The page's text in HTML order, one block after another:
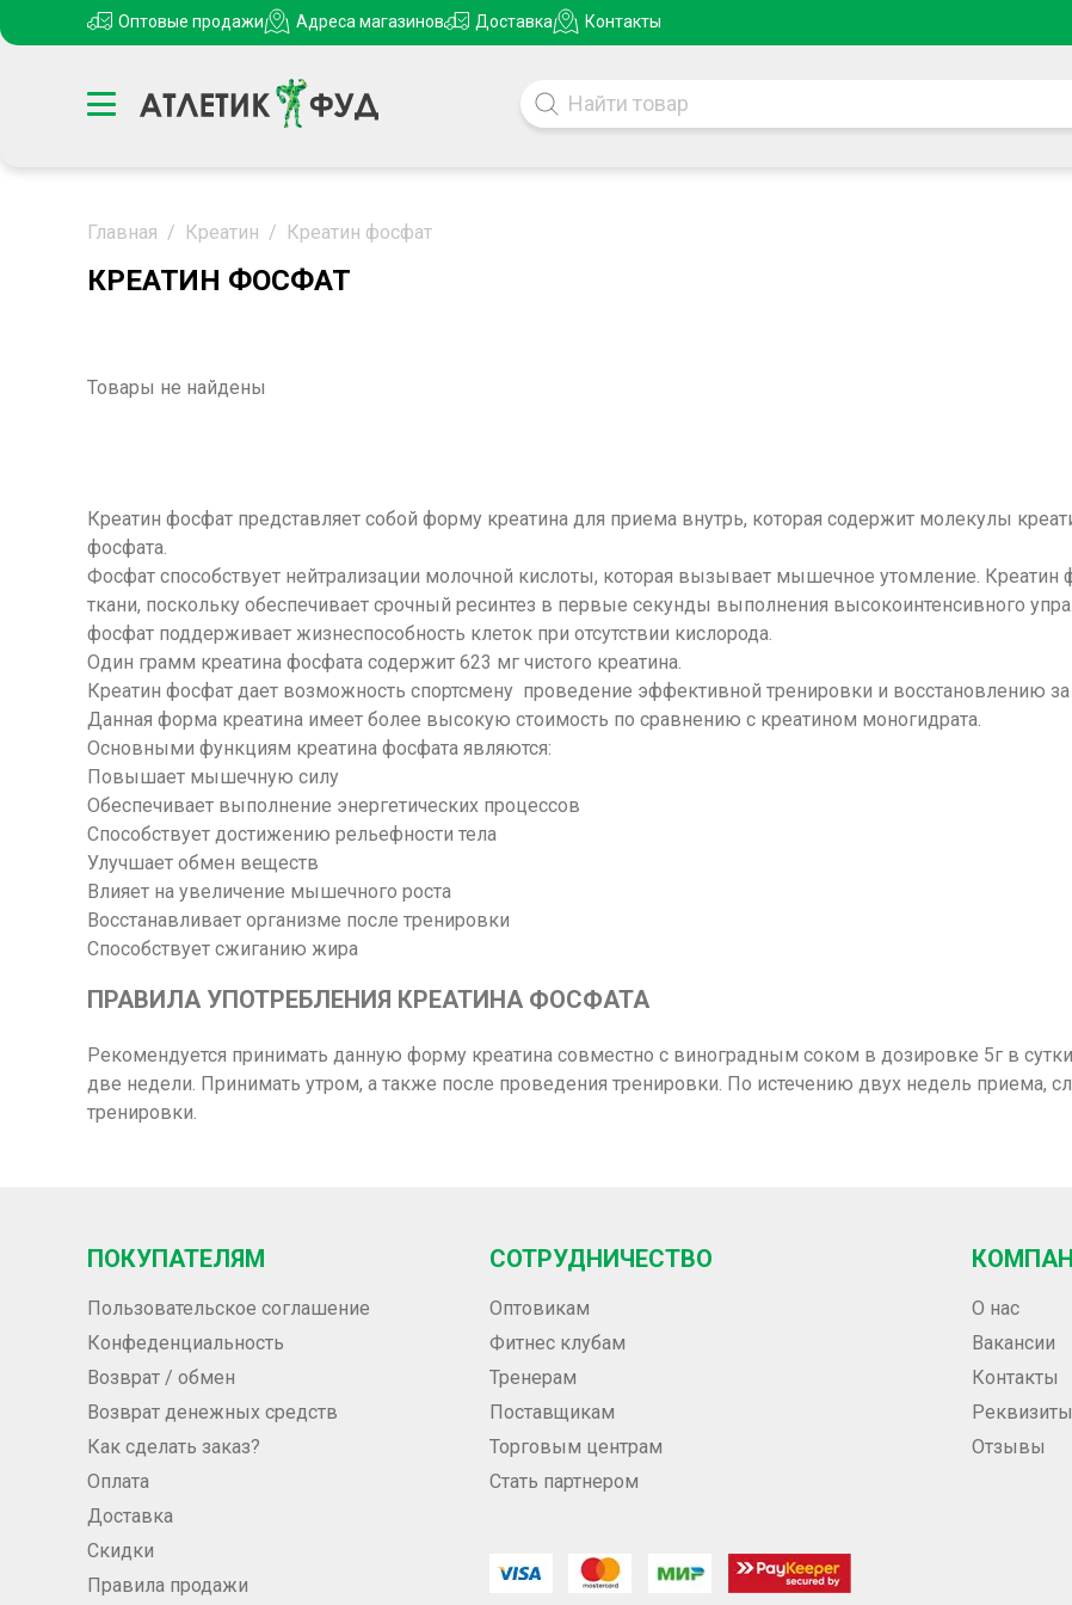
Оптовые продажи Адреса магазинов Доставка Контакты
Главная / Креатин / Креатин фосфат
КРЕАТИН ФОСФАТ
Товары не найдены
Креатин фосфат представляет собой форму креатина для приема внутрь, которая содержит молекулы
фосфата.
Фосфат способствует нейтрализации молочной кислоты, которая вызывает мышечное утомление.
ткани, поскольку обеспечивает срочный ресинтез в первые секунды выполнения высокоинтенсивного
фосфат поддерживает жизнеспособность клеток при отсутствии кислорода.
Один грамм креатина фосфата содержит 623 мг чистого креатина.
Креатин фосфат дает возможность спортсмену проведение эффективной тренировки и восстановлению
Данная форма креатина имеет более высокую стоимость по сравнению с креатином моногидрата.
Основными функциям креатина фосфата являются:
Повышает мышечную силу
Обеспечивает выполнение энергетических процессов
Способствует достижению рельефности тела
Улучшает обмен веществ
Влияет на увеличение мышечного роста
Восстанавливает организме после тренировки
Способствует сжиганию жира
ПРАВИЛА УПОТРЕБЛЕНИЯ КРЕАТИНА ФОСФАТА
Рекомендуется принимать данную форму креатина совместно с виноградным соком в дозировке 5г в
две недели. Принимать утром, а также после проведения тренировки. По истечению двух недель приема,
тренировки.
ПОКУПАТЕЛЯМ
Пользовательское соглашение
Конфеденциальность
Возврат / обмен
Возврат денежных средств
Как сделать заказ?
Оплата
Доставка
Скидки
Правила продажи
СОТРУДНИЧЕСТВО
Оптовикам
Фитнес клубам
Тренерам
Поставщикам
Торговым центрам
Стать партнером
О нас
Вакансии
Контакты
Реквизиты
Отзывы